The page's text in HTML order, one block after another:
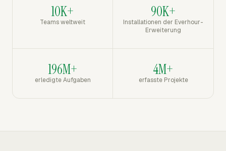
10K+
Teams weltweit
90K+
Installationen der Everhour-
Erweiterung
196M+
erledigte Aufgaben
4M+
erfasste Projekte